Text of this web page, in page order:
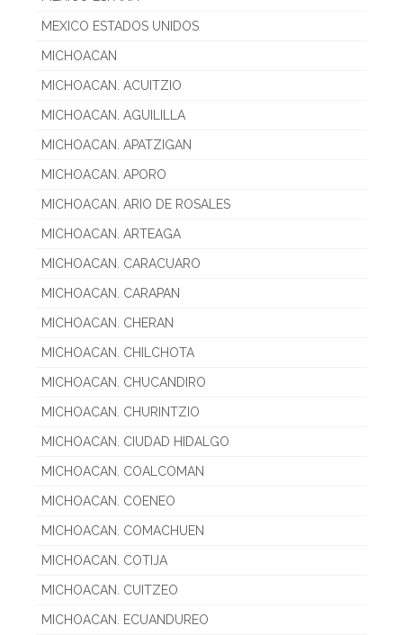
MEXICO ESTADOS UNIDOS
MICHOACAN
MICHOACAN. ACUITZIO
MICHOACAN. AGUILILLA
MICHOACAN. APATZIGAN
MICHOACAN. APORO
MICHOACAN. ARIO DE ROSALES
MICHOACAN. ARTEAGA
MICHOACAN. CARACUARO
MICHOACAN. CARAPAN
MICHOACAN. CHERAN
MICHOACAN. CHILCHOTA
MICHOACAN. CHUCANDIRO
MICHOACAN. CHURINTZIO
MICHOACAN. CIUDAD HIDALGO
MICHOACAN. COALCOMAN
MICHOACAN. COENEO
MICHOACAN. COMACHUEN
MICHOACAN. COTIJA
MICHOACAN. CUITZEO
MICHOACAN. ECUANDUREO